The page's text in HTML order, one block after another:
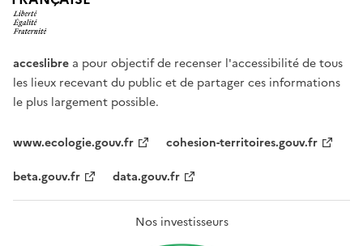
acceslibre a pour objectif de recenser l'accessibilité de tous
les lieux recevant du public et de partager ces informations
le plus largement possible.
www.ecologie.gouv.fr
cohesion-territoires.gouv.fr
beta.gouv.fr
data.gouv.fr
Nos investisseurs